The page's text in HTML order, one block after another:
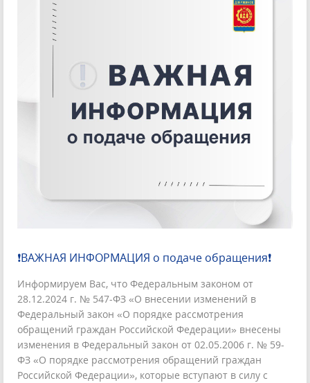
❗ВАЖНАЯ ИНФОРМАЦИЯ о подаче обращения❗
Информируем Вас, что Федеральным законом от
28.12.2024 г. № 547-ФЗ «О внесении изменений в
Федеральный закон «О порядке рассмотрения
обращений граждан Российской Федерации» внесены
изменения в Федеральный закон от 02.05.2006 г. № 59-
ФЗ «О порядке рассмотрения обращений граждан
Российской Федерации», которые вступают в силу с